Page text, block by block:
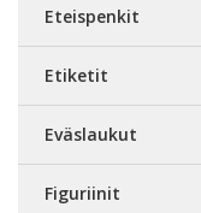
Eteispenkit
Etiketit
Eväslaukut
Figuriinit